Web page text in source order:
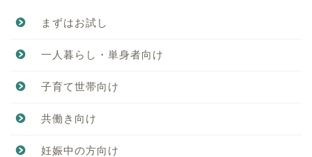
まずはお試し
一人暮らし・単身者向け
子育て世帯向け
共働き向け
妊娠中の方向け